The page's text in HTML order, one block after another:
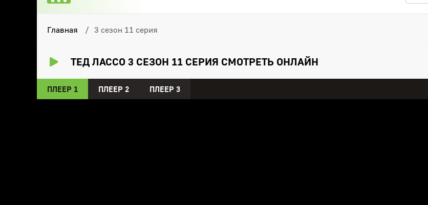
Главная 3 сезон 11 серия
ТЕД ЛАССО 3 СЕЗОН 11 СЕРИЯ СМОТРЕТЬ ОНЛАЙН
ПЛЕЕР 1 ПЛЕЕР 2 ПЛЕЕР 3